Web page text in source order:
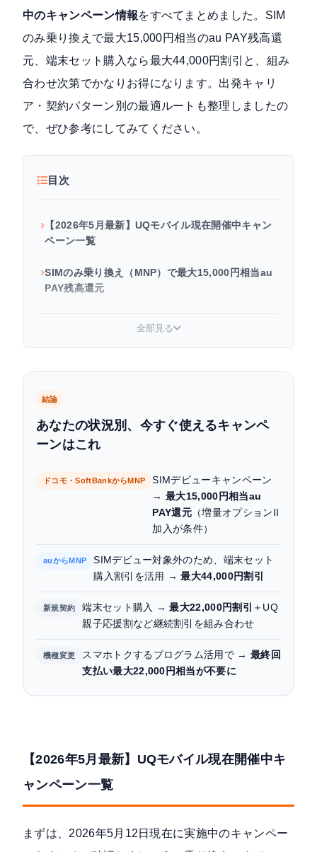
中のキャンペーン情報をすべてまとめました。SIM
のみ乗り換えで最大15,000円相当のau PAY残高還
元、端末セット購入なら最大44,000円割引と、組み
合わせ次第でかなりお得になります。出発キャリ
ア・契約パターン別の最適ルートも整理しましたの
で、ぜひ参考にしてみてください。
目次
【2026年5月最新】UQモバイル現在開催中キャン
ペーン一覧
SIMのみ乗り換え（MNP）で最大15,000円相当au
PAY残高還元
機種変更でもキャンペーンは使える？
継続割引・セット割（月額を下げ続けるキャンペ
ーン）
ヤマダ電機・家電量販店・UQスポット店舗でのキ
その他キャンペーン（紹介・エンタメ・ポイン
UQモバイルキャンペーン適用の注意点
よくある質問
るポイント
全部見る
結論
あなたの状況別、今すぐ使えるキャンペ
ーンはこれ
ドコモ・SoftBankからMNP
SIMデビューキャンペーン
→最大15,000円相当au
PAY還元 （増量オプションII
加入が条件）
auからMNP
SIMデビュー対象外のため、端末セット
購入割引を活用 →最大44,000円割引
新規契約 端末セット購入 →最大22,000円割引 ＋UQ
親子応援割など継続割引を組み合わせ
機種変更 スマホトクするプログラム活用で →最終回
支払い最大22,000円相当が不要に
【2026年5月最新】UQモバイル現在開催中キ
ャンペーン一覧
まずは、2026年5月12日現在に実施中のキャンペー